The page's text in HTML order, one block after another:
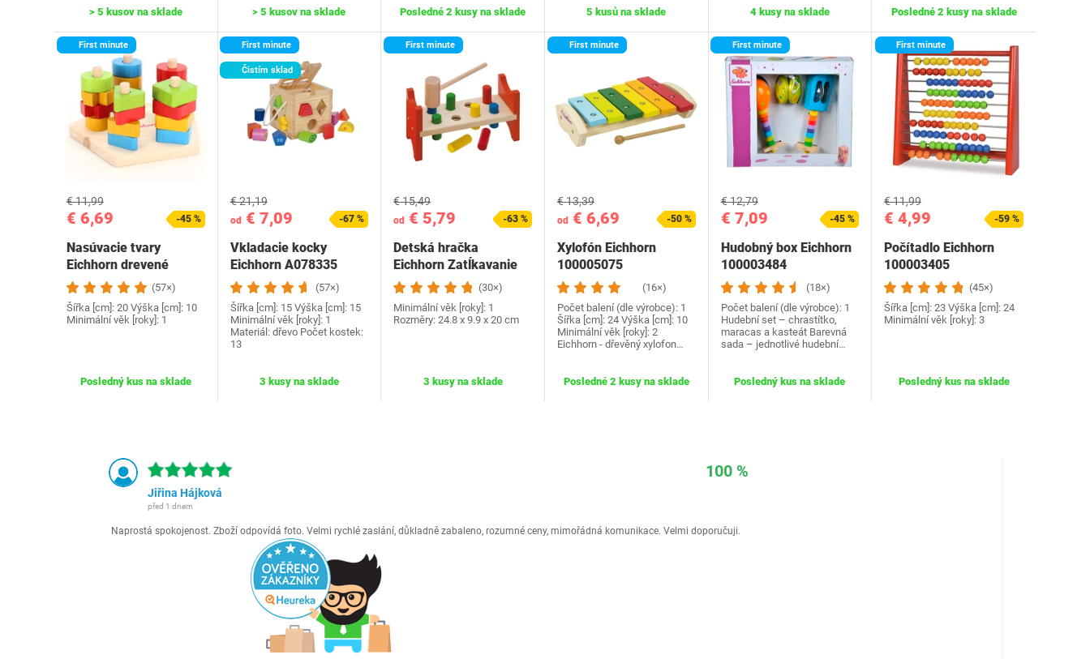
> 5 kusov na sklade > 5 kusov na sklade Posledné 2 kusy na sklade 5 kusů na sklade 4 kusy na sklade Posledné 2 kusy na sklade
First minute
€ 6,69
€ 11,99
-45 %
Nasúvacie tvary
Eichhorn drevené
farebné
(57×)
Šířka [cm]: 20 Výška [cm]: 10
Minimální věk [roky]: 1
Posledný kus na sklade
First minute
Čistím sklad
od€ 7,09
€ 21,19
-67 %
Vkladacie kocky
Eichhorn A078335
(57×)
Šířka [cm]: 15 Výška [cm]: 15
Minimální věk [roky]: 1
Materiál: dřevo Počet kostek:
13
3 kusy na sklade
First minute
od € 5,79
€ 15,49
-63 %
Detská hračka
Eichhorn Zatĺkavanie
kolíkov
(30×)
Minimální věk [roky]: 1
Rozměry: 24.8 x 9.9 x 20 cm
3 kusy na sklade
First minute
od€ 6,69
€ 13,39
-50 %
Xylofón Eichhorn
100005075
(16×)
Počet balení (dle výrobce): 1
Šířka [cm]: 24 Výška [cm]: 10
Minimální věk [roky]: 2
Eichhorn - dřevěný xylofon…
Posledné 2 kusy na sklade
First minute
€ 7,09
€ 12,79
-45 %
Hudobný box Eichhorn
100003484
(18×)
Počet balení (dle výrobce): 1
Hudební set – chrastítko,
maracas a kasteát Barevná
sada – jednotlivé hudební…
Posledný kus na sklade
First minute
€ 4,99
€ 11,99
-59 %
Počítadlo Eichhorn
100003405
(45×)
Šířka [cm]: 23 Výška [cm]: 24
Minimální věk [roky]: 3
Posledný kus na sklade
100 %
Jiřina Hájková
před 1 dnem
Naprostá spokojenost. Zboží odpovídá foto. Velmi rychlé zaslání, důkladně zabaleno, rozumné ceny, mimořádná komunikace. Velmi doporučuji.